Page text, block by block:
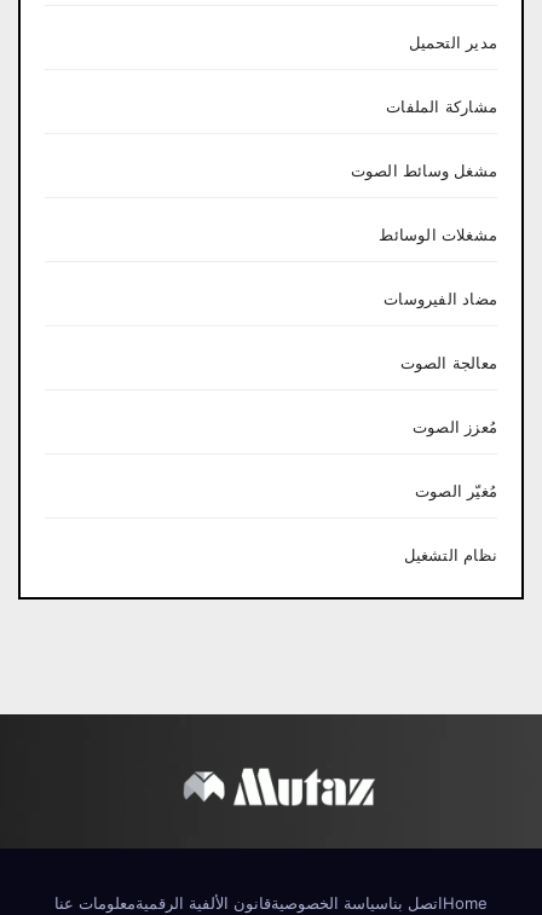
مدير التحميل
مشاركة الملفات
مشغل وسائط الصوت
مشغلات الوسائط
مضاد الفيروسات
معالجة الصوت
مُعزز الصوت
مُغيّر الصوت
نظام التشغيل
Homeاتصل بناسياسة الخصوصيةقانون الألفية الرقميةمعلومات عنا